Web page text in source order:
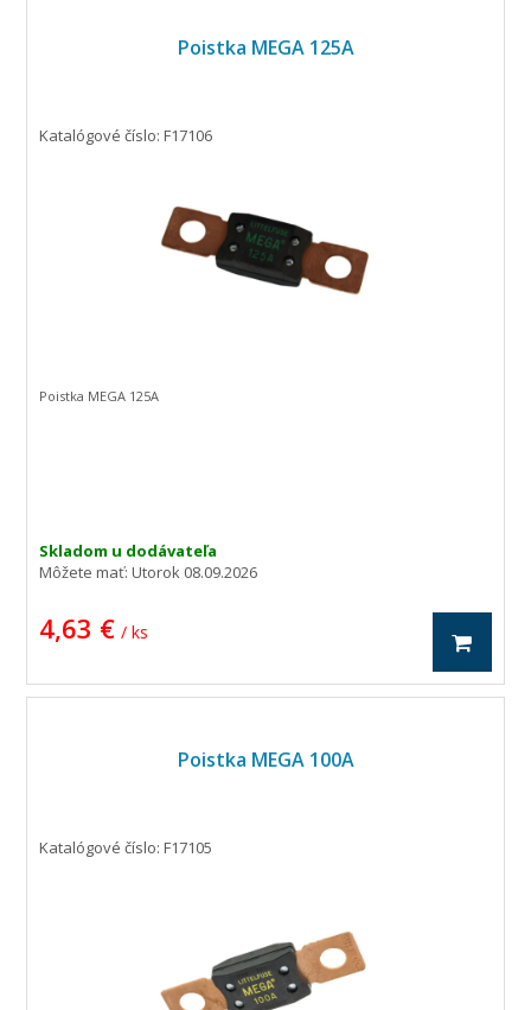
Poistka MEGA 125A
Katalógové číslo: F17106
Skladom u dodávateľa
Môžete mať:Utorok 08.09.2026
4,63 € / ks
Poistka MEGA 125A
Poistka MEGA 100A
Katalógové číslo: F17105